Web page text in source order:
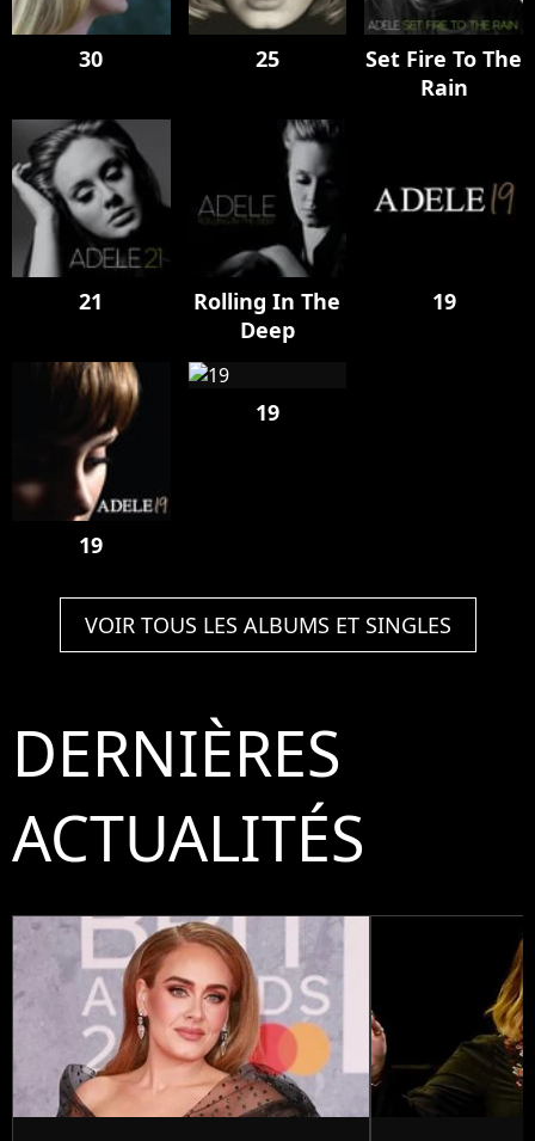
30 25
Set Fire To The
Rain
21
Rolling In The
Deep
19
19
19
VOIR TOUS LES ALBUMS ET SINGLES
DERNIÈRES
ACTUALITÉS